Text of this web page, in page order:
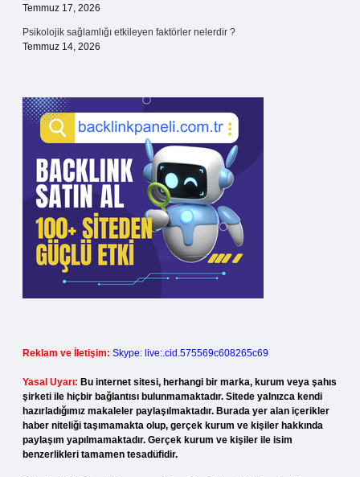
Temmuz 17, 2026
Psikolojik sağlamlığı etkileyen faktörler nelerdir ?
Temmuz 14, 2026
Reklam ve İletişim: Skype: live:.cid.575569c608265c69
Yasal Uyarı: Bu internet sitesi, herhangi bir marka, kurum veya şahıs
şirketi ile hiçbir bağlantısı bulunmamaktadır. Sitede yalnızca kendi
hazırladığımız makaleler paylaşılmaktadır. Burada yer alan içerikler
haber niteliği taşımamakta olup, gerçek kurum ve kişiler hakkında
paylaşım yapılmamaktadır. Gerçek kurum ve kişiler ile isim
benzerlikleri tamamen tesadüfidir.